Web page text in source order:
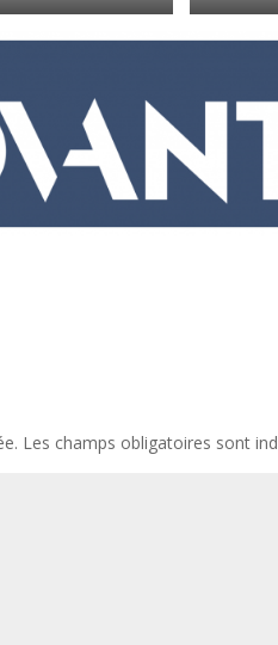
Les champs obligatoires sont